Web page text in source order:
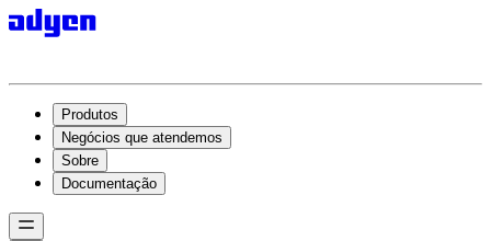
Produtos
Negócios que atendemos
Sobre
Documentação